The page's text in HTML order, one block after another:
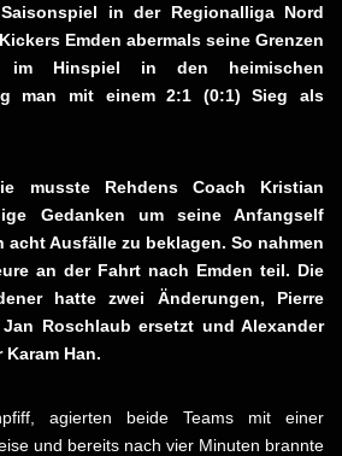
in der Regionalliga Nord
Emden abermals seine Grenzen
im Hinspiel in den heimischen
man mit einem 2:1 (0:1) Sieg als
musste Rehdens Coach Kristian
Gedanken um seine Anfangself
acht Ausfälle zu beklagen. So nahmen
an der Fahrt nach Emden teil. Die
hatte zwei Änderungen, Pierre
Roschlaub ersetzt und Alexander
Han.
agierten beide Teams mit einer
und bereits nach vier Minuten brannte